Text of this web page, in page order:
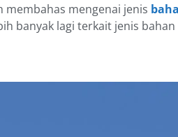
membahas mengenai jenis
banyak lagi terkait jenis